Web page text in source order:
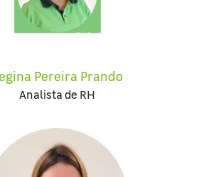
Pereira Prando
Analista de RH